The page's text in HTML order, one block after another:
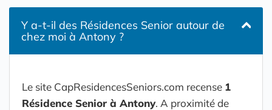
Y a-t-il des Résidences Senior autour de
chez moi à Antony ?
Le site CapResidencesSeniors.com recense 1
Résidence Senior à Antony. A proximité de